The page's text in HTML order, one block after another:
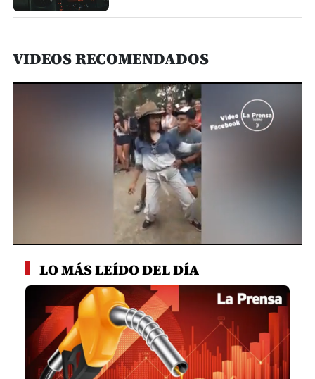
VIDEOS RECOMENDADOS
secondsLO MÁS LEÍDO DEL DÍA